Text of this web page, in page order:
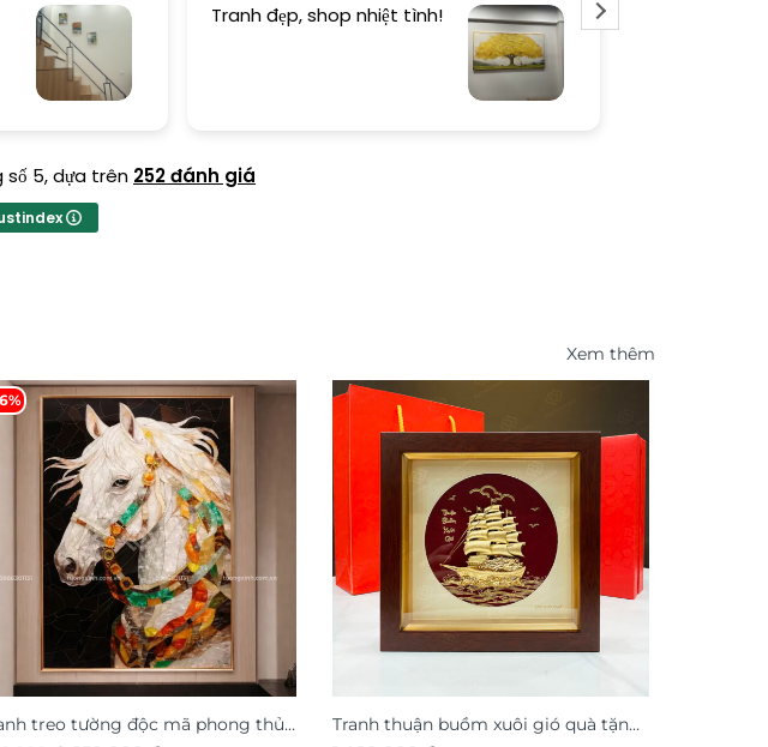
Tranh đẹp, shop nhiệt tình!
số 5,dựa trên 252 đánh giá
Xem thêm
treo tường độc mã phong thủy
Tranh thuận buồm xuôi gió quà tặng